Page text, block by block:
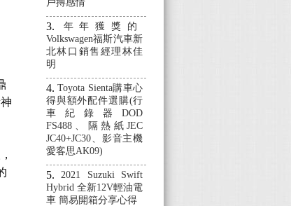
戶搏感情
年年獲獎的
Volkswagen福斯汽車新
北林口銷售經理林佳
明
Toyota Sienta購車心
得與額外配件選購(行
車紀錄器DOD
FS488、隔熱紙JEC
JC40+JC30、影音主機
愛客思AK09)
2021 Suzuki Swift
Hybrid 全新12V輕油電
車 簡易開箱分享心得